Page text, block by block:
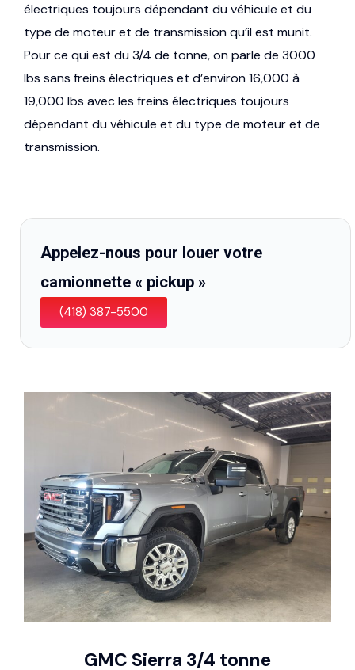
électriques toujours dépendant du véhicule et du
type de moteur et de transmission qu’il est munit.
Pour ce qui est du 3/4 de tonne, on parle de 3000
lbs sans freins électriques et d’environ 16,000 à
19,000 lbs avec les freins électriques toujours
dépendant du véhicule et du type de moteur et de
transmission.
Appelez-nous pour louer votre
camionnette « pickup »
(418) 387-5500
GMC Sierra 3/4 tonne